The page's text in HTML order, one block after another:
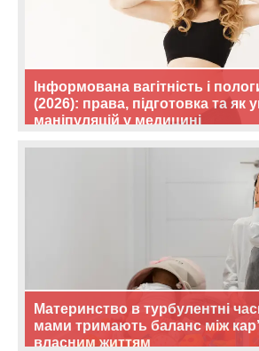
Інформована вагітність і
(2026): права, підготовка та як
маніпуляцій у медицині
Материнство в турбулентні
мами тримають баланс між
власним життям